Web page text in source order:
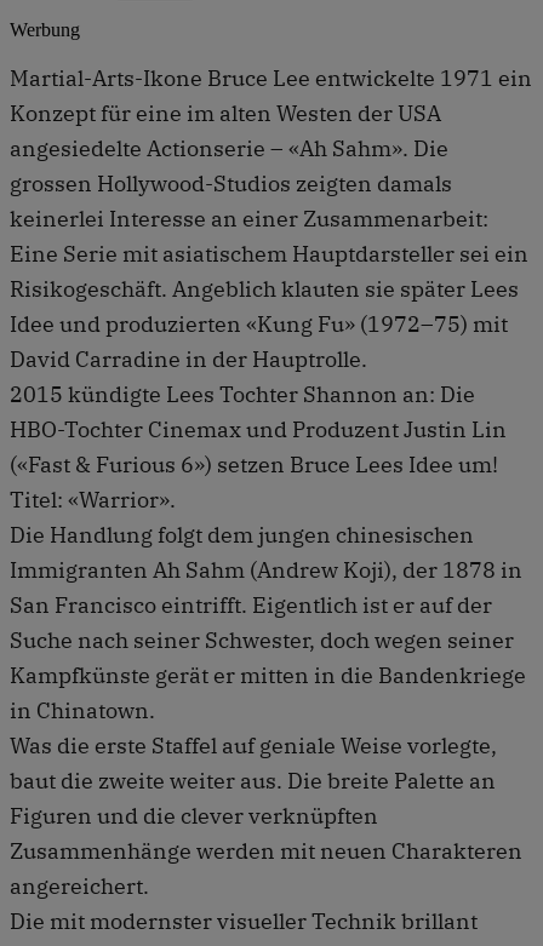
Werbung
Martial-Arts-Ikone Bruce Lee entwickelte 1971 ein
Konzept für eine im alten Westen der USA
angesiedelte Actionserie – «Ah Sahm». Die
grossen Hollywood-Studios zeigten damals
keinerlei Interesse an einer Zusammenarbeit:
Eine Serie mit asiatischem Hauptdarsteller sei ein
Risikogeschäft. Angeblich klauten sie später Lees
Idee und produzierten «Kung Fu» (1972–75) mit
David Carradine in der Hauptrolle.
2015 kündigte Lees Tochter Shannon an: Die
HBO-Tochter Cinemax und Produzent Justin Lin
(«Fast & Furious 6») setzen Bruce Lees Idee um!
Titel: «Warrior».
Die Handlung folgt dem jungen chinesischen
Immigranten Ah Sahm (Andrew Koji), der 1878 in
San Francisco eintrifft. Eigentlich ist er auf der
Suche nach seiner Schwester, doch wegen seiner
Kampfkünste gerät er mitten in die Bandenkriege
in Chinatown.
Was die erste Staffel auf geniale Weise vorlegte,
baut die zweite weiter aus. Die breite Palette an
Figuren und die clever verknüpften
Zusammenhänge werden mit neuen Charakteren
angereichert.
Die mit modernster visueller Technik brillant